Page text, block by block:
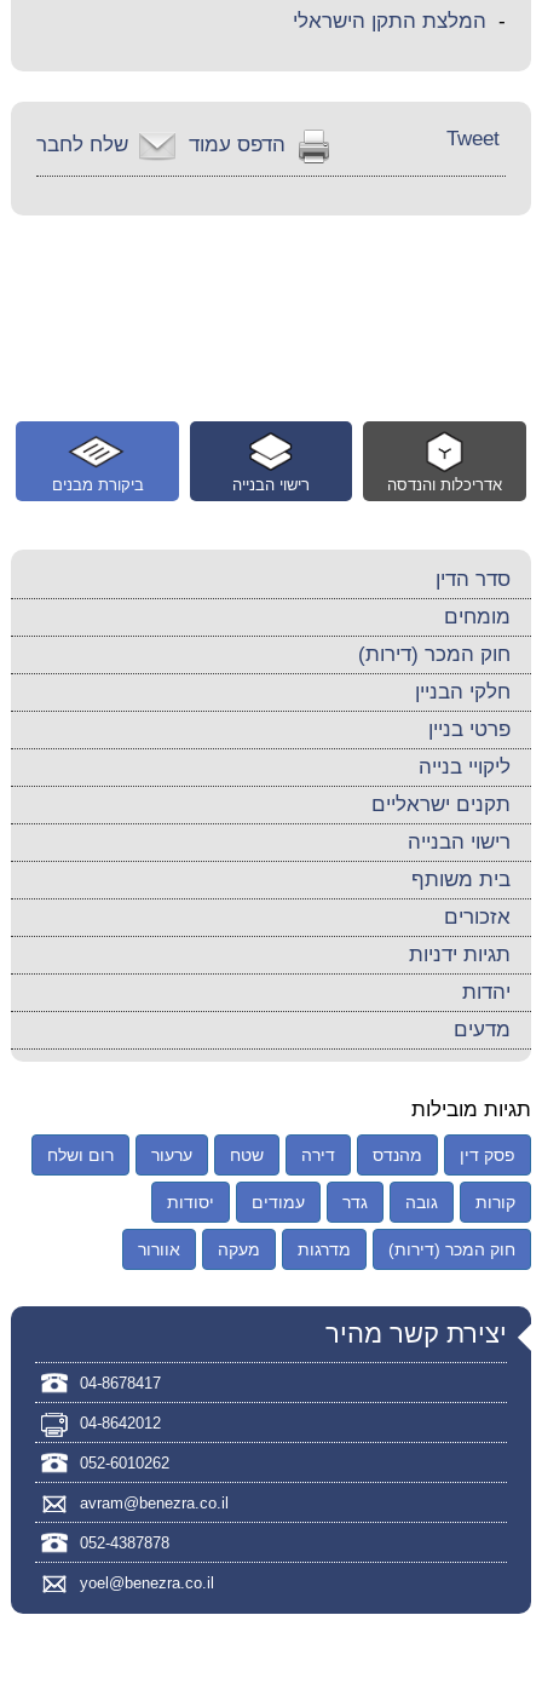
- המלצת התקן הישראלי
שלח לחבר הדפס עמוד Tweet
ביקורת מבנים רישוי הבנייה אדריכלות והנדסה
סדר הדין
מומחים
חוק המכר (דירות)
חלקי הבניין
פרטי בניין
ליקויי בנייה
תקנים ישראליים
רישוי הבנייה
בית משותף
אזכורים
תגיות ידניות
יהדות
מדעים
תגיות מובילות
פסק דין מהנדס דירה שטח ערעור רום ושלח
קורות גובה גדר עמודים יסודות
חוק המכר (דירות) מדרגות מעקה אוורור
יצירת קשר מהיר
04-8678417
04-8642012
052-6010262
avram@benezra.co.il
052-4387878
yoel@benezra.co.il